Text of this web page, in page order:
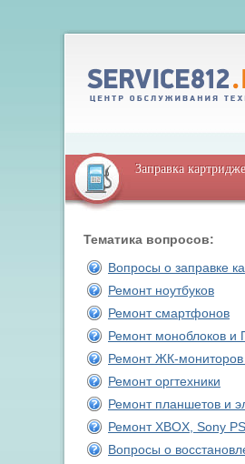
Заправка
Тематика вопросов:
Вопросы о заправке
Ремонт ноутбуков
Ремонт смартфонов
Ремонт моноблоков и
Ремонт ЖК-
Ремонт оргтехники
Ремонт планшетов и
Ремонт XBOX, Sony PS
Вопросы о